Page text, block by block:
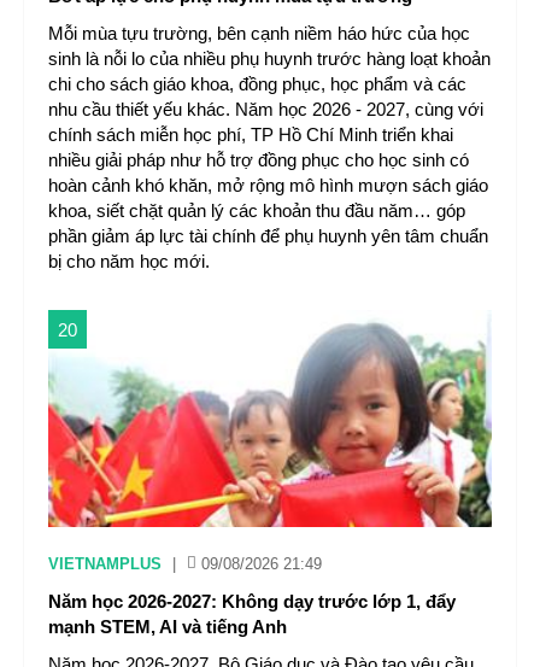
Mỗi mùa tựu trường, bên cạnh niềm háo hức của học
sinh là nỗi lo của nhiều phụ huynh trước hàng loạt khoản
chi cho sách giáo khoa, đồng phục, học phẩm và các
nhu cầu thiết yếu khác. Năm học 2026 - 2027, cùng với
chính sách miễn học phí, TP Hồ Chí Minh triển khai
nhiều giải pháp như hỗ trợ đồng phục cho học sinh có
hoàn cảnh khó khăn, mở rộng mô hình mượn sách giáo
khoa, siết chặt quản lý các khoản thu đầu năm… góp
phần giảm áp lực tài chính để phụ huynh yên tâm chuẩn
bị cho năm học mới.
20
VIETNAMPLUS 09/08/2026 21:49
Năm học 2026-2027: Không dạy trước lớp 1, đẩy
mạnh STEM, AI và tiếng Anh